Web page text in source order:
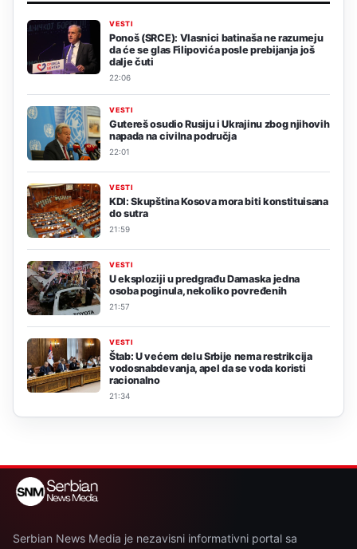
VESTI
Ponoš (SRCE): Vlasnici batinaša ne razumeju
da će se glas Filipovića posle prebijanja još
dalje čuti
22:06
VESTI
Gutereš osudio Rusiju i Ukrajinu zbog njihovih
napada na civilna područja
22:01
VESTI
KDI: Skupština Kosova mora biti konstituisana
do sutra
21:59
VESTI
U eksploziji u predgrađu Damaska jedna
osoba poginula, nekoliko povređenih
21:57
VESTI
Štab: U većem delu Srbije nema restrikcija
vodosnabdevanja, apel da se voda koristi
racionalno
21:34
Serbian News Media je nezavisni informativni portal sa